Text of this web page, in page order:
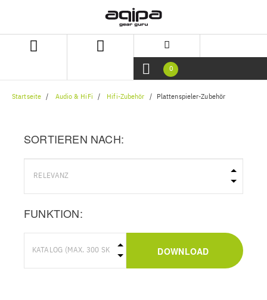
0
Startseite Audio & HiFi Hifi-Zubehör Plattenspieler-Zubehör
SORTIEREN NACH:
FUNKTION:
DOWNLOAD